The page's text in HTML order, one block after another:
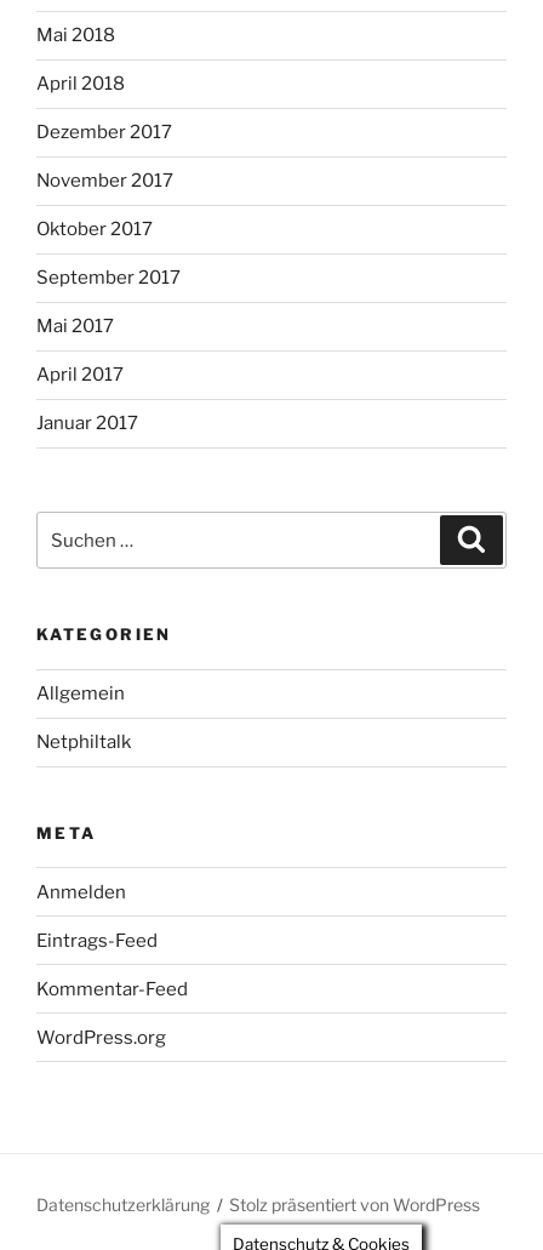
Mai 2018
April 2018
Dezember 2017
November 2017
Oktober 2017
September 2017
Mai 2017
April 2017
Januar 2017
nach:
KATEGORIEN
Allgemein
Netphiltalk
META
Anmelden
Eintrags-Feed
Kommentar-Feed
WordPress.org
Datenschutzerklärung Stolz präsentiert von WordPress
Datenschutz & Cookies